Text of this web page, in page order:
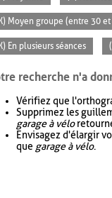
Moyen groupe (entre 30
En plusieurs séances
recherche n'a
Vérifiez que
Supprimez les
garage à vélo
Envisagez d'élargir
que garage à vélo.